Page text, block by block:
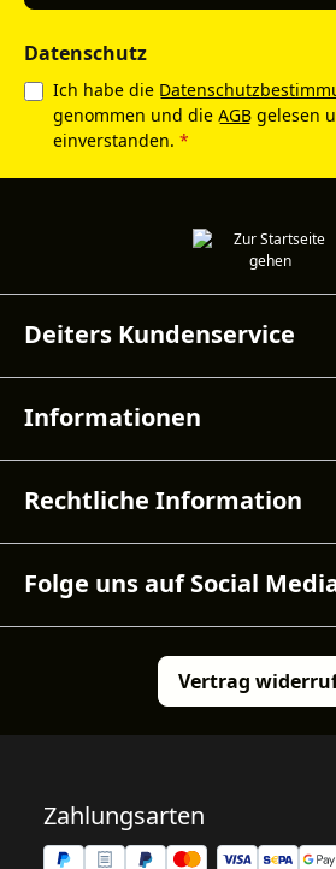
Datenschutz
Ich habe die
genommen und die AGB gelesen
einverstanden. *
Deiters Kundenservice
Informationen
Rechtliche Information
Folge uns auf Social
Vertrag
Zahlungsarten